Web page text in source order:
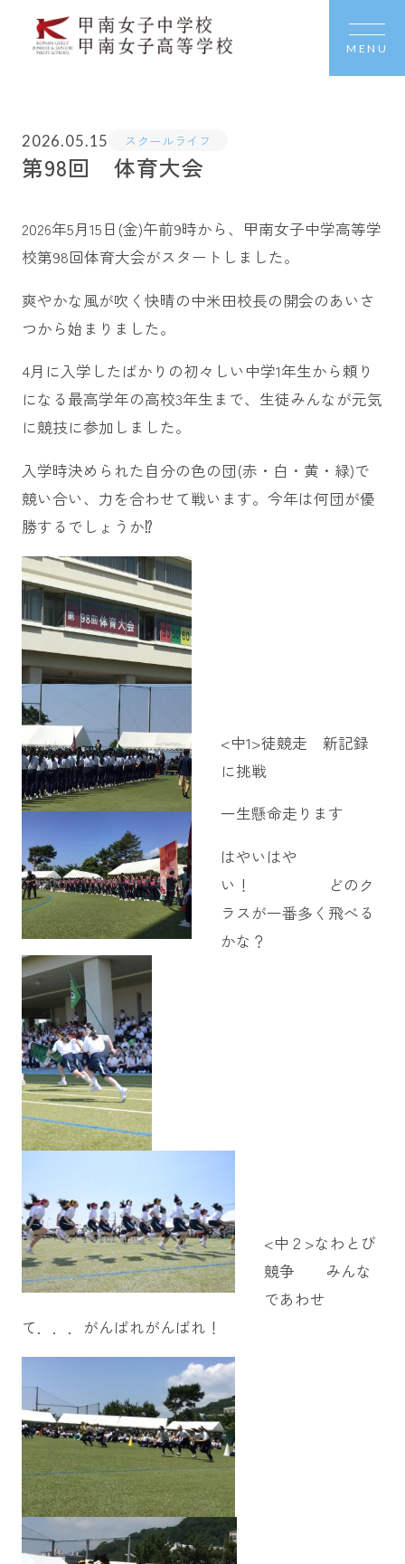
MENU
2026.05.15 スクールライフ
第98回 体育大会
2026年5月15日(金)午前9時から、甲南女子中学高等学
校第98回体育大会がスタートしました。
爽やかな風が吹く快晴の中米田校長の開会のあいさ
つから始まりました。
4月に入学したばかりの初々しい中学1年生から頼り
になる最高学年の高校3年生まで、生徒みんなが元気
に競技に参加しました。
入学時決められた自分の色の団(赤・白・黄・緑)で
競い合い、力を合わせて戦います。今年は何団が優
勝するでしょうか⁉
<中1>徒競走 新記録
に挑戦
一生懸命走ります
はやいはや
い！ どのク
ラスが一番多く飛べる
かな？
<中２>なわとび
競争 みんな
であわせ
て．．．がんばれがんばれ！